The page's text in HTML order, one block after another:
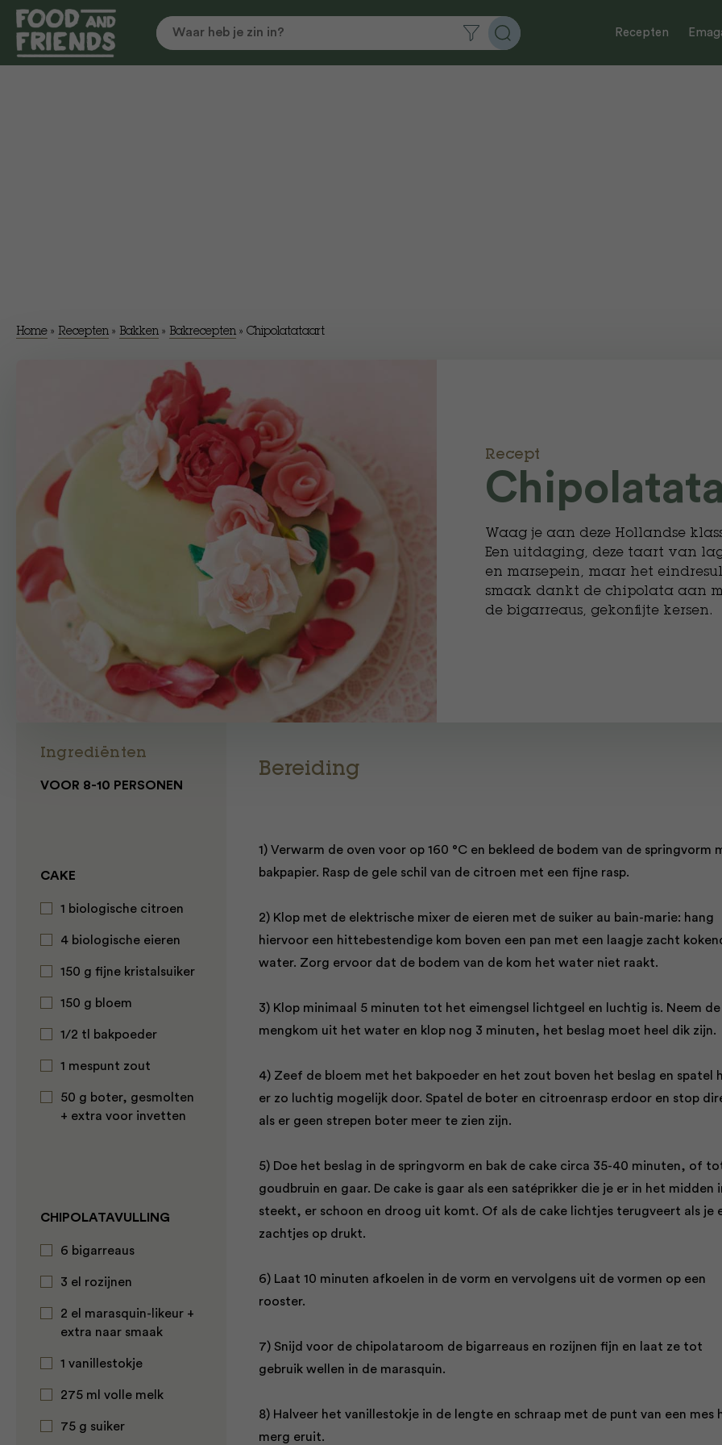
Recepten
Home » Recepten » Bakken » Bakrecepten » Chipolatataart
Recept
Waag je aan deze Hollandse
Een uitdaging, deze taart van
en marsepein, maar het
smaak dankt de chipolata aan
de bigarreaus, gekonfijte kersen.
Ingrediënten
VOOR 8-10 PERSONEN
CAKE
1 biologische citroen
4 biologische eieren
150 g fijne kristalsuiker
150 g bloem
1/2 tl bakpoeder
1 mespunt zout
50 g boter, gesmolten
+ extra voor invetten
CHIPOLATAVULLING
6 bigarreaus
3 el rozijnen
2 el marasquin-likeur +
extra naar smaak
1 vanillestokje
275 ml volle melk
75 g suiker
Bereiding
1) Verwarm de oven voor op 160 °C en bekleed de bodem van de springvorm
bakpapier. Rasp de gele schil van de citroen met een fijne rasp.
2) Klop met de elektrische mixer de eieren met de suiker au bain-marie: hang
hiervoor een hittebestendige kom boven een pan met een laagje zacht
water. Zorg ervoor dat de bodem van de kom het water niet raakt.
3) Klop minimaal 5 minuten tot het eimengsel lichtgeel en luchtig is. Neem de
mengkom uit het water en klop nog 3 minuten, het beslag moet heel dik zijn.
4) Zeef de bloem met het bakpoeder en het zout boven het beslag en spatel
er zo luchtig mogelijk door. Spatel de boter en citroenrasp erdoor en stop
als er geen strepen boter meer te zien zijn.
5) Doe het beslag in de springvorm en bak de cake circa 35-40 minuten, of
goudbruin en gaar. De cake is gaar als een satéprikker die je er in het midden
steekt, er schoon en droog uit komt. Of als de cake lichtjes terugveert als je
zachtjes op drukt.
6) Laat 10 minuten afkoelen in de vorm en vervolgens uit de vormen op een
rooster.
7) Snijd voor de chipolataroom de bigarreaus en rozijnen fijn en laat ze tot
gebruik wellen in de marasquin.
8) Halveer het vanillestokje in de lengte en schraap met de punt van een mes
merg eruit.